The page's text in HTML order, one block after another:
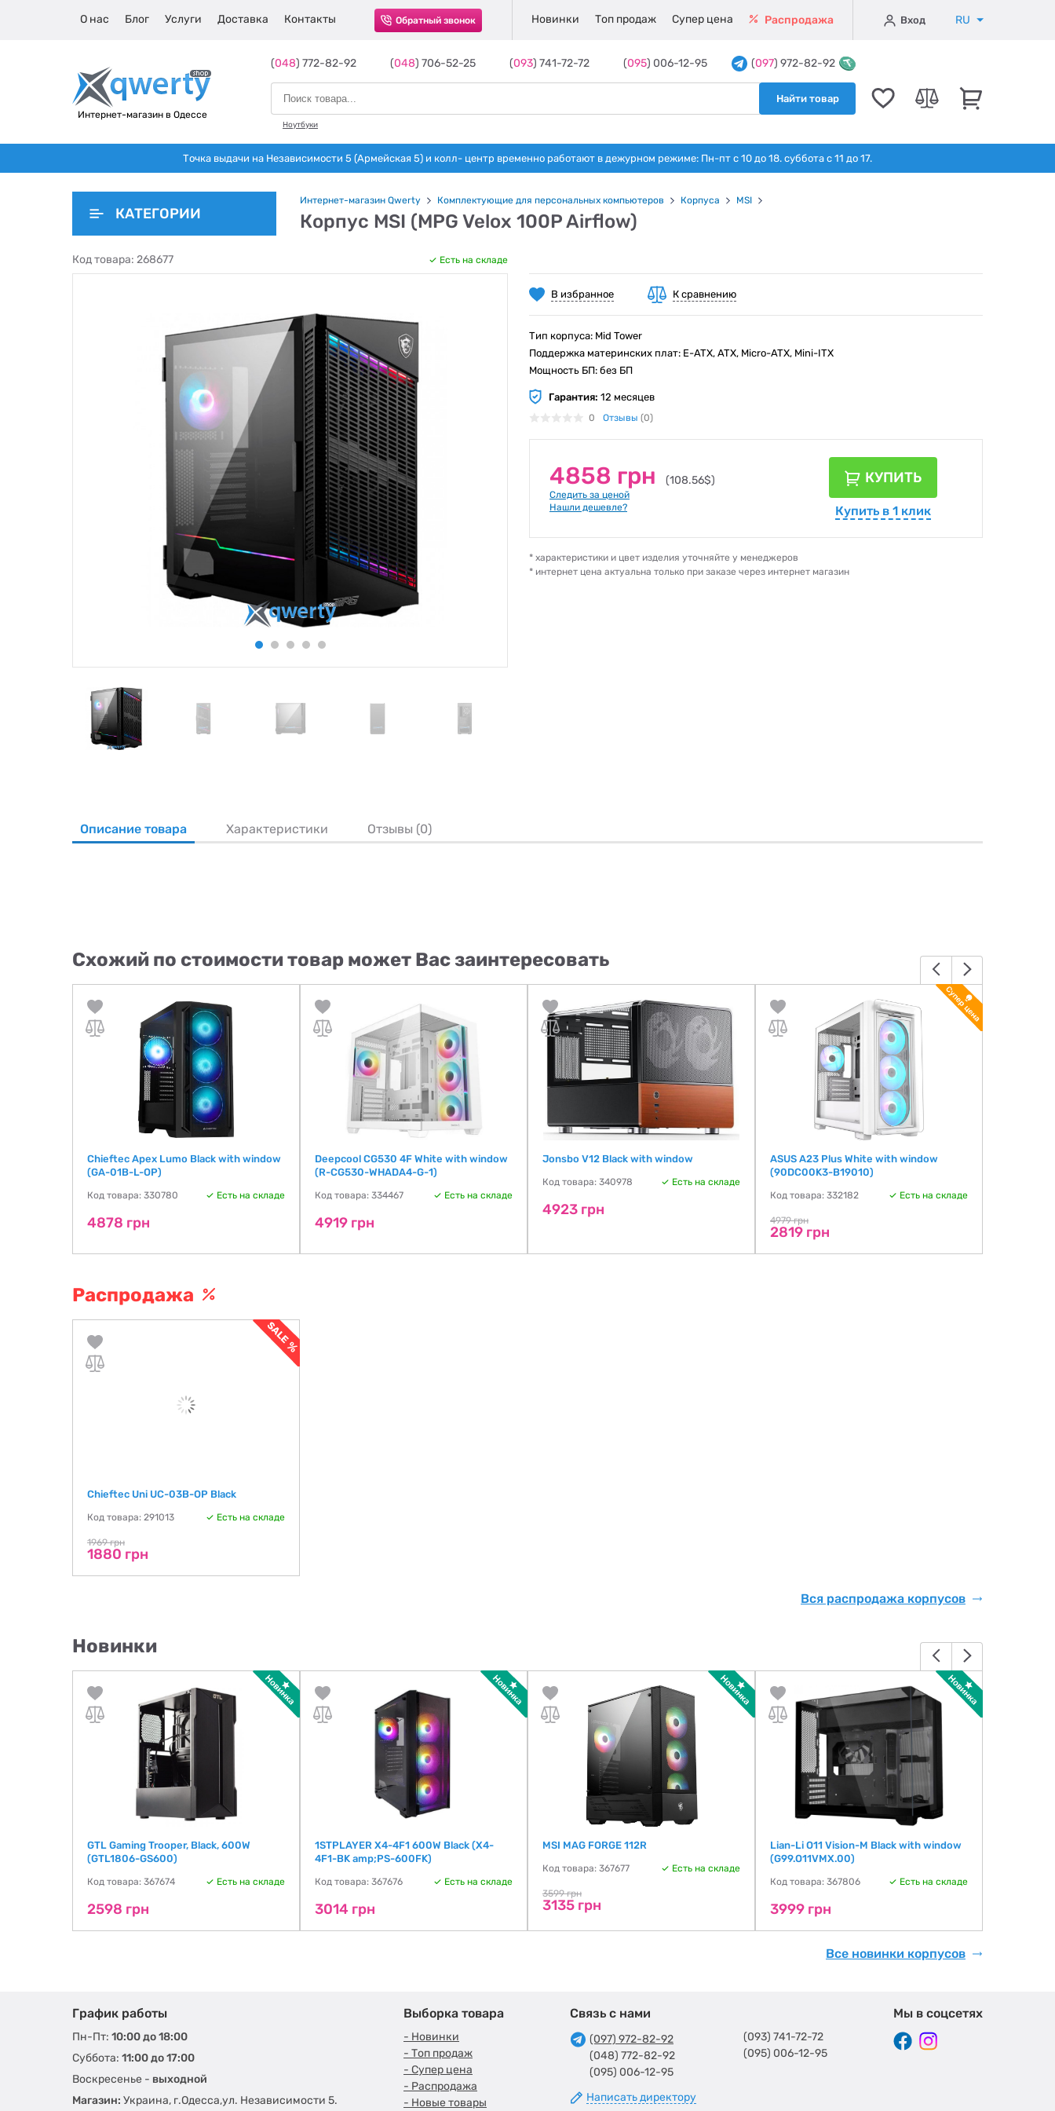
О нас Блог Услуги Доставка Контакты Обратный звонок Новинки Топ продаж Супер цена Распродажа Вход RU
Интернет-магазин в Одессе
(048) 772-82-92 (048) 706-52-25 (093) 741-72-72 (095) 006-12-95 (097) 972-82-92
Найти товар
Ноутбуки
Точка выдачи на Независимости 5 (Армейская 5) и колл- центр временно работают в дежурном режиме: Пн-пт с 10 до 18. суббота с 11 до 17.
КАТЕГОРИИ
Интернет-магазин Qwerty Комплектующие для персональных компьютеров Корпуса MSI
Корпус MSI (MPG Velox 100P Airflow)
Код товара: 268677 Есть на складе
В избранное К сравнению
Тип корпуса: Mid Tower
Поддержка материнских плат: E-ATX, ATX, Micro-ATX, Mini-ITX
Мощность БП: без БП
Гарантия: 12 месяцев
0 Отзывы (0)
4858 грн (108.56$)
Следить за ценой
Нашли дешевле?
КУПИТЬ
Купить в 1 клик
* характеристики и цвет изделия уточняйте у менеджеров
* интернет цена актуальна только при заказе через интернет магазин
Описание товара Характеристики Отзывы (0)
Схожий по стоимости товар может Вас заинтересовать
Chieftec Apex Lumo Black with window
(GA-01B-L-OP)
Код товара: 330780 Есть на складе
4878 грн
Deepcool CG530 4F White with window
(R-CG530-WHADA4-G-1)
Код товара: 334467 Есть на складе
4919 грн
Jonsbo V12 Black with window
Код товара: 340978 Есть на складе
4923 грн
ASUS A23 Plus White with window
(90DC00K3-B19010)
Код товара: 332182 Есть на складе
4979 грн
2819 грн
Распродажа
Chieftec Uni UC-03B-OP Black
Код товара: 291013 Есть на складе
1969 грн
1880 грн
Вся распродажа корпусов
Новинки
GTL Gaming Trooper, Black, 600W
(GTL1806-GS600)
Код товара: 367674 Есть на складе
2598 грн
1STPLAYER X4-4F1 600W Black (X4-
4F1-BK amp;PS-600FK)
Код товара: 367676 Есть на складе
3014 грн
MSI MAG FORGE 112R
Код товара: 367677 Есть на складе
3599 грн
3135 грн
Lian-Li O11 Vision-M Black with window
(G99.O11VMX.00)
Код товара: 367806 Есть на складе
3999 грн
Все новинки корпусов
График работы
Пн-Пт: 10:00 до 18:00
Суббота: 11:00 до 17:00
Воскресенье - выходной
Магазин: Украина, г.Одесса,ул. Независимости 5.
Выборка товара
- Новинки
- Топ продаж
- Супер цена
- Распродажа
- Новые товары
Связь с нами
(097) 972-82-92
(048) 772-82-92
(095) 006-12-95
Написать директору
(093) 741-72-72
(095) 006-12-95
Мы в соцсетях